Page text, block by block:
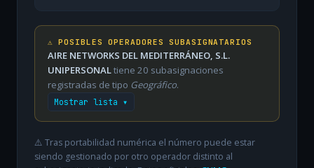
⚠️ POSIBLES OPERADORES SUBASIGNATARIOS
AIRE NETWORKS DEL MEDITERRÁNEO, S.L.
UNIPERSONALtiene 20 subasignaciones
registradas de tipo Geográfico.
Mostrar lista ▾
⚠️ Tras portabilidad numérica el número puede estar
siendo gestionado por otro operador distinto al